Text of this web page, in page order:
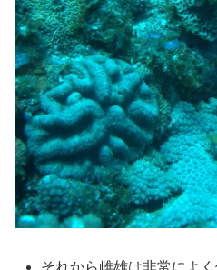
それから雌雄は非常によ